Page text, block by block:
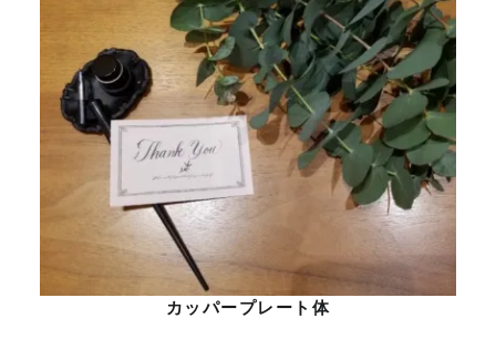
カッパープレート体